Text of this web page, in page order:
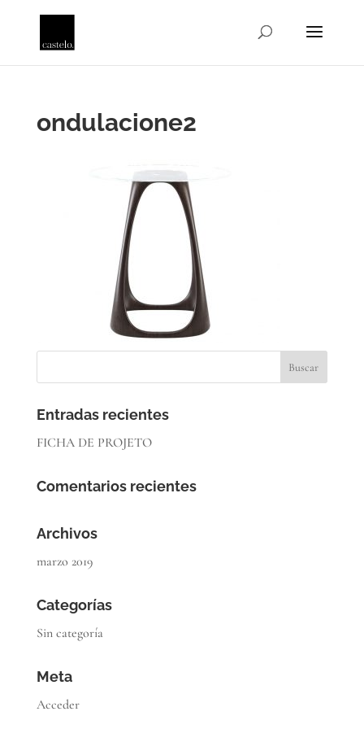
ondulacione2
Entradas recientes
FICHA DE PROJETO
Comentarios recientes
Archivos
marzo 2019
Categorías
Sin categoría
Meta
Acceder